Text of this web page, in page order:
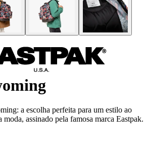
a escolha perfeita para um estilo ao
assinado pela famosa marca Eastpak.